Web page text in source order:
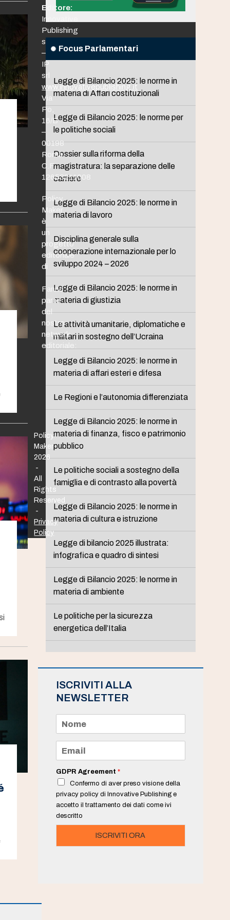
Focus Parlamentari
Legge di Bilancio 2025: le norme in
materia di Affari costituzionali
Legge di Bilancio 2025: le norme per
le politiche sociali
Dossier sulla riforma della
magistratura: la separazione delle
carriere
Legge di Bilancio 2025: le norme in
materia di lavoro
Disciplina generale sulla
cooperazione internazionale per lo
sviluppo 2024 – 2026
Legge di Bilancio 2025: le norme in
materia di giustizia
Le attività umanitarie, diplomatiche e
militari in sostegno dell’Ucraina
Legge di Bilancio 2025: le norme in
materia di affari esteri e difesa
Le Regioni e l’autonomia differenziata
Legge di Bilancio 2025: le norme in
materia di finanza, fisco e patrimonio
pubblico
Le politiche sociali a sostegno della
famiglia e di contrasto alla povertà
Legge di Bilancio 2025: le norme in
materia di cultura e istruzione
Legge di bilancio 2025 illustrata:
infografica e quadro di sintesi
Legge di Bilancio 2025: le norme in
materia di ambiente
Le politiche per la sicurezza
energetica dell’Italia
ISCRIVITI ALLA
NEWSLETTER
m
e
a
i
*
GDPR Agreement *
Confermo di aver preso visione della
privacy policy di Innovative Publishing e
accetto il trattamento dei dati come ivi
descritto
ISCRIVITI ORA
Editore:
Innovative
Publishing
srl
–
IP
srl
www.innovativepublishing.it
Via
Po,
16/B
–
00198
Roma
C.F.
12653211008
Policy
Maker
è
un
progetto
editoriale
di
Fanno
parte
del
nostro
network
editoriale:
Policy
Maker
2026
-
All
Rights
Reserved
-
Privacy
Policy